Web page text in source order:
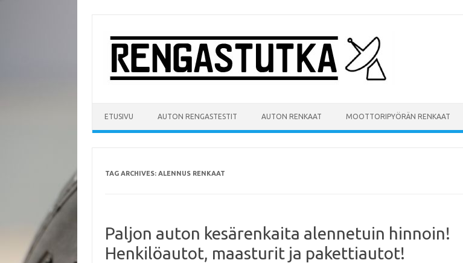
content
ETUSIVU AUTON RENGASTESTIT AUTON RENKAAT MOOTTORIPYÖRÄN RENKAAT
TAG ARCHIVES: ALENNUS RENKAAT
Paljon auton kesärenkaita alennetuin hinnoin!
Henkilöautot, maasturit ja pakettiautot!